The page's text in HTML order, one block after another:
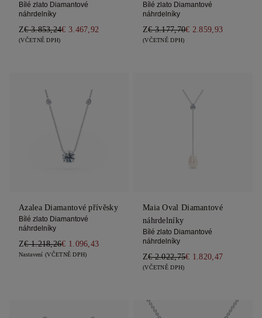
Bílé zlato Diamantové
náhrdelníky
Z€ 3.853,24€ 3.467,92
(VČETNĚ DPH)
Bílé zlato Diamantové
náhrdelníky
Z€ 3.177,70€ 2.859,93
(VČETNĚ DPH)
Azalea Diamantové přívěsky
Bílé zlato Diamantové
náhrdelníky
Z€ 1.218,26€ 1.096,43
Nastavení (VČETNĚ DPH)
Maia Oval Diamantové
náhrdelníky
Bílé zlato Diamantové
náhrdelníky
Z€ 2.022,75€ 1.820,47
(VČETNĚ DPH)